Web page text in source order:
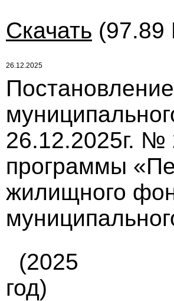
Скачать (97.89
26.12.2025
26.12.2025г. №
программы
жилищного
(2025
год)